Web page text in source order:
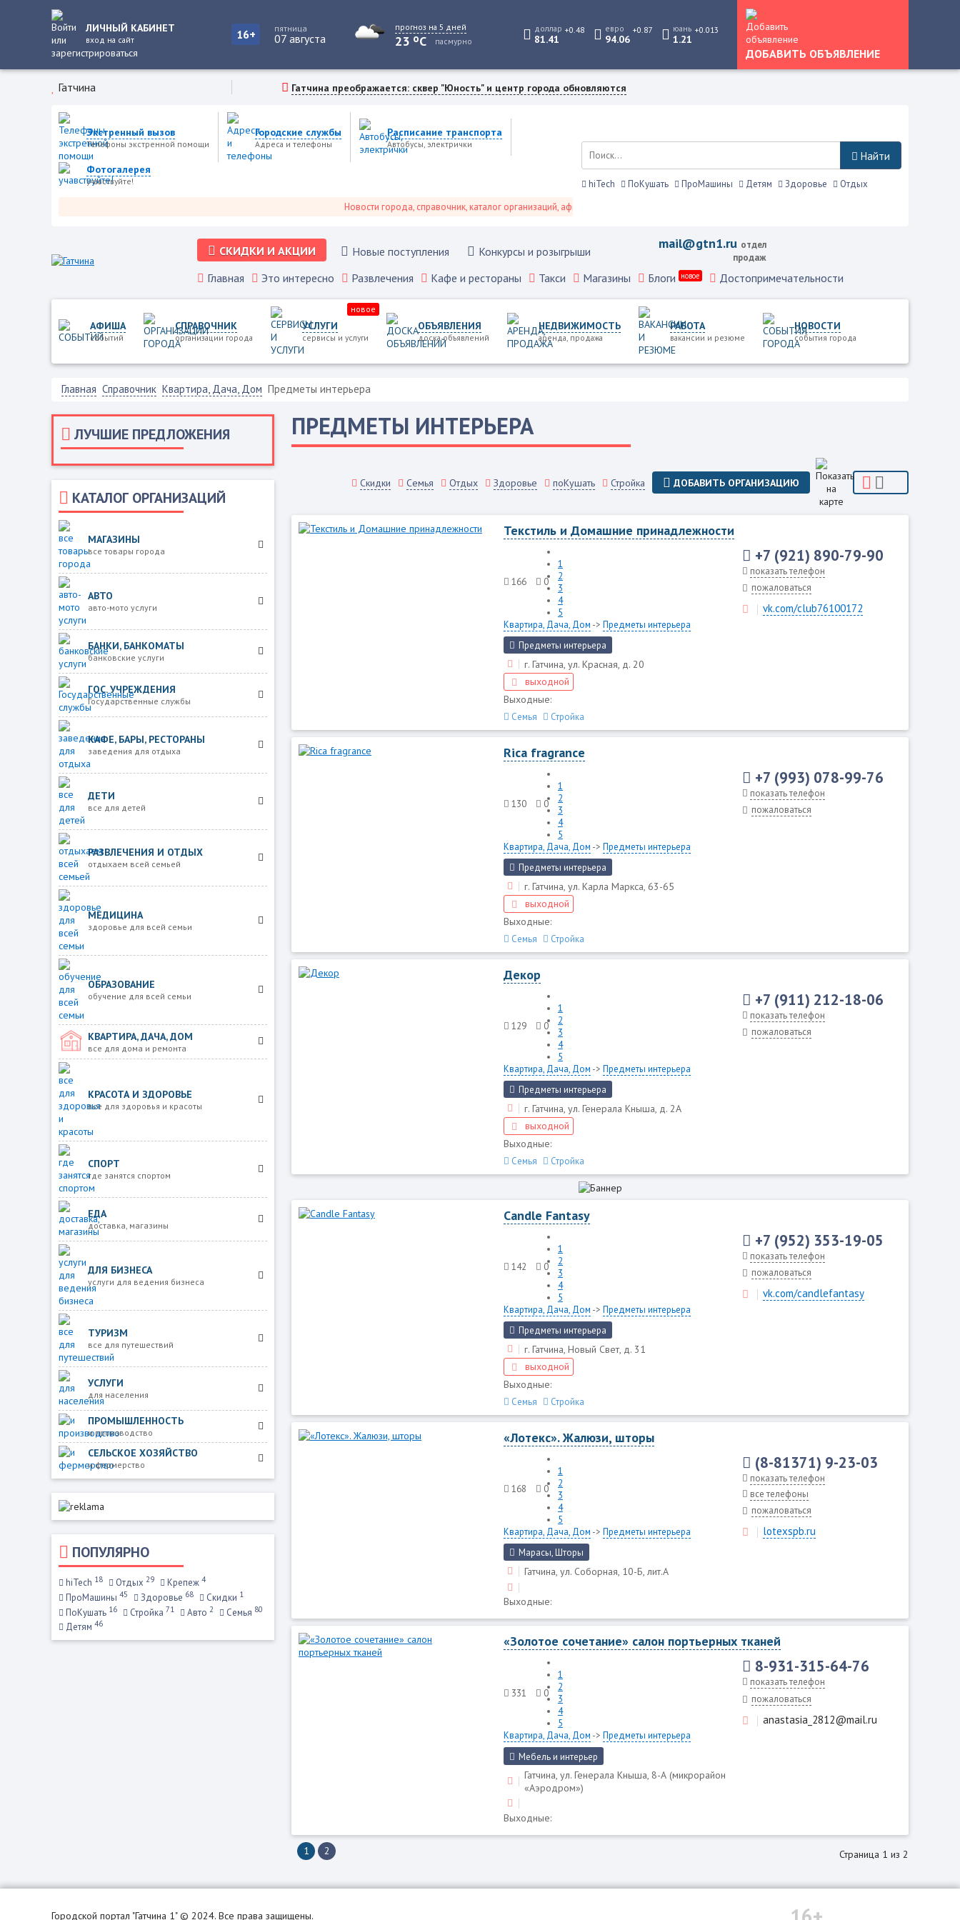
ЛИЧНЫЙ КАБИНЕТ
вход на сайт 16+ пятница
07 августа
прогноз на 5 дней
23 oC пасмурно
доллар
81.41
+0.48 евро
94.06
+0.87 юань
1.21
+0.013
ДОБАВИТЬ ОБЪЯВЛЕНИЕ
Гатчина Гатчина преображается: сквер "Юность" и центр города обновляются
Экстренный вызов
Телефоны экстренной помощи
Городские службы
Адреса и телефоны
Расписание транспорта
Автобусы, электрички
Фотогалерея
учавствуйте!
Новости города, справочник, каталог организаций, афиша событий и не только это.
Найти
hiTech ПоКушать ПроМашины Детям Здоровье Отдых
СКИДКИ И АКЦИИ Новые поступления Конкурсы и розыгрыши mail@gtn1.ru отдел
продаж
Главная Это интересно Развлечения Кафе и рестораны Такси Магазины Блоги новое Достопримечательности
АФИША
событий
СПРАВОЧНИК
организации города
УСЛУГИ
сервисы и услуги
новое
ОБЪЯВЛЕНИЯ
доска объявлений
НЕДВИЖИМОСТЬ
аренда, продажа
РАБОТА
вакансии и резюме
НОВОСТИ
события города
Главная Справочник Квартира, Дача, Дом Предметы интерьера
ЛУЧШИЕ ПРЕДЛОЖЕНИЯ
КАТАЛОГ ОРГАНИЗАЦИЙ
МАГАЗИНЫ
все товары города
АВТО
авто-мото услуги
БАНКИ, БАНКОМАТЫ
банковские услуги
ГОС. УЧРЕЖДЕНИЯ
Государственные службы
КАФЕ, БАРЫ, РЕСТОРАНЫ
заведения для отдыха
ДЕТИ
все для детей
РАЗВЛЕЧЕНИЯ И ОТДЫХ
отдыхаем всей семьей
МЕДИЦИНА
здоровье для всей семьи
ОБРАЗОВАНИЕ
обучение для всей семьи
КВАРТИРА, ДАЧА, ДОМ
все для дома и ремонта
КРАСОТА И ЗДОРОВЬЕ
все для здоровья и красоты
СПОРТ
где занятся спортом
ЕДА
доставка, магазины
ДЛЯ БИЗНЕСА
услуги для ведения бизнеса
ТУРИЗМ
все для путешествий
УСЛУГИ
для населения
ПРОМЫШЛЕННОСТЬ
и производство
СЕЛЬСКОЕ ХОЗЯЙСТВО
и фермерство
ПОПУЛЯРНО
hiTech 18 Отдых 29 Крепеж 4
ПроМашины 45 Здоровье 68 Скидки 1
ПоКушать 16 Стройка 71 Авто 2 Семья 80
Детям 46
ПРЕДМЕТЫ ИНТЕРЬЕРА
Скидки Семья Отдых Здоровье поКушать Стройка ДОБАВИТЬ ОРГАНИЗАЦИЮ
Текстиль и Домашние принадлежности
166 0
1
2
3
4
5
Квартира, Дача, Дом -> Предметы интерьера
Предметы интерьера
г. Гатчина, ул. Красная, д. 20
выходной
Выходные:
Семья Стройка
+7 (921) 890-79-90
показать телефон
пожаловаться
vk.com/club76100172
Rica fragrance
130 0
1
2
3
4
5
Квартира, Дача, Дом -> Предметы интерьера
Предметы интерьера
г. Гатчина, ул. Карла Маркса, 63-65
выходной
Выходные:
Семья Стройка
+7 (993) 078-99-76
показать телефон
пожаловаться
Декор
129 0
1
2
3
4
5
Квартира, Дача, Дом -> Предметы интерьера
Предметы интерьера
г. Гатчина, ул. Генерала Кныша, д. 2А
выходной
Выходные:
Семья Стройка
+7 (911) 212-18-06
показать телефон
пожаловаться
Candle Fantasy
142 0
1
2
3
4
5
Квартира, Дача, Дом -> Предметы интерьера
Предметы интерьера
г. Гатчина, Новый Свет, д. 31
выходной
Выходные:
Семья Стройка
+7 (952) 353-19-05
показать телефон
пожаловаться
vk.com/candlefantasy
«Лотекс». Жалюзи, шторы
168 0
1
2
3
4
5
Квартира, Дача, Дом -> Предметы интерьера
Марасы, Шторы
Гатчина, ул. Соборная, 10-Б, лит.А
Выходные:
(8-81371) 9-23-03
показать телефон
все телефоны
пожаловаться
lotexspb.ru
«Золотое сочетание» салон портьерных тканей
331 0
1
2
3
4
5
Квартира, Дача, Дом -> Предметы интерьера
Мебель и интерьер
Гатчина, ул. Генерала Кныша, 8-А (микрорайон
«Аэродром»)
Выходные:
8-931-315-64-76
показать телефон
пожаловаться
anastasia_2812@mail.ru
Страница 1 из 2
1 2
Городской портал "Гатчина 1" © 2024. Все права защищены.